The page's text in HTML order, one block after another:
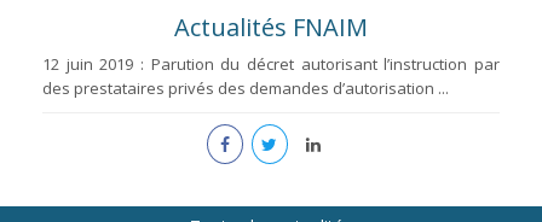
Actualités FNAIM
12 juin 2019 : Parution du décret autorisant l’instruction par
des prestataires privés des demandes d’autorisation ...